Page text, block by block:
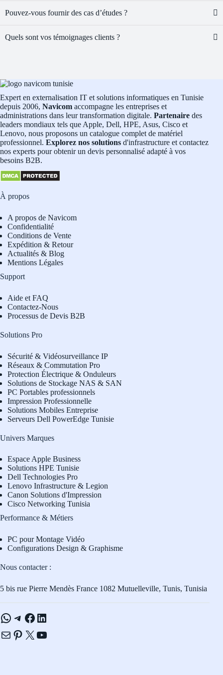
Pouvez-vous fournir des cas d’études ?
Quels sont vos témoignages clients ?
Expert en externalisation IT et solutions informatiques en Tunisie
depuis 2006, Navicom accompagne les entreprises et
administrations dans leur transformation digitale. Partenaire des
leaders mondiaux tels que Apple, Dell, HPE, Asus, Cisco et
Lenovo, nous proposons un catalogue complet de matériel
professionnel. Explorez nos solutions d'infrastructure et contactez
nos experts pour obtenir un devis personnalisé adapté à vos
besoins B2B.
À propos
A propos de Navicom
Confidentialité
Conditions de Vente
Expédition & Retour
Actualités & Blog
Mentions Légales
Support
Aide et FAQ
Contactez-Nous
Processus de Devis B2B
Solutions Pro
Sécurité & Vidéosurveillance IP
Réseaux & Commutation Pro
Protection Électrique & Onduleurs
Solutions de Stockage NAS & SAN
PC Portables professionnels
Impression Professionnelle
Solutions Mobiles Entreprise
Serveurs Dell PowerEdge Tunisie
Univers Marques
Espace Apple Business
Solutions HPE Tunisie
Dell Technologies Pro
Lenovo Infrastructure & Legion
Canon Solutions d'Impression
Cisco Networking Tunisia
Performance & Métiers
PC pour Montage Vidéo
Configurations Design & Graphisme
Nous contacter :
5 bis rue Pierre Mendès France 1082 Mutuelleville, Tunis, Tunisia
WhatsApp
Telegram
Facebook
LinkedIn
E-mailPinterest
X YouTube